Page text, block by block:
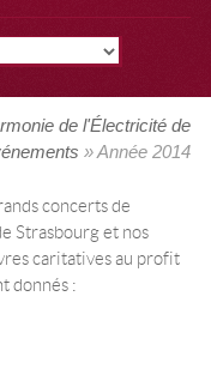
de l'Électricité de
» Année 2014
concerts de
Strasbourg et nos
caritatives au profit
donnés :